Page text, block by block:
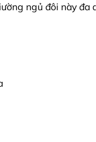
ngủ đôi này đa